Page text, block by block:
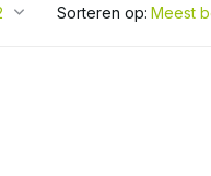
Sorteren op: